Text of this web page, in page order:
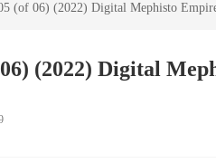
(of 06) (2022) Digital Mephisto
(2022) Digital